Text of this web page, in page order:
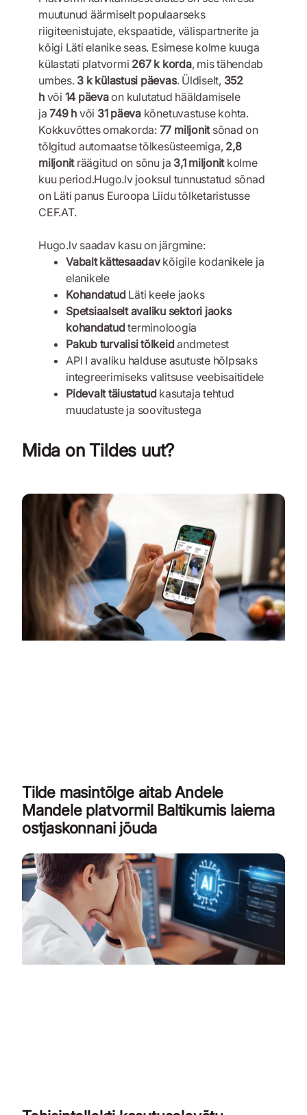
muutunud äärmiselt populaarseks
riigiteenistujate, ekspaatide, välispartnerite ja
kõigi Läti elanike seas. Esimese kolme kuuga
külastati platvormi 267 k korda, mis tähendab
umbes. 3 k külastusi päevas. Üldiselt, 352
h või 14 päevaon kulutatud hääldamisele
ja749 h või 31 päeva kõnetuvastuse kohta.
Kokkuvõttes omakorda: 77 miljonitsõnad on
tõlgitud automaatse tõlkesüsteemiga, 2,8
miljoniträägitud on sõnu ja 3,1 miljonitkolme
kuu period.Hugo.lv jooksul tunnustatud sõnad
on Läti panus Euroopa Liidu tõlketaristusse
CEF.AT.
Hugo.lv saadav kasu on järgmine:
Vabalt kättesaadav kõigile kodanikele ja
elanikele
Kohandatud Läti keele jaoks
Spetsiaalselt avaliku sektori jaoks
kohandatudterminoloogia
Pakub turvalisi tõlkeidandmetest
API I avaliku halduse asutuste hõlpsaks
integreerimiseks valitsuse veebisaitidele
Pidevalt täiustatud kasutaja tehtud
muudatuste ja soovitustega
Mida on Tildes uut?
Tilde masintõlge aitab Andele
Mandele platvormil Baltikumis laiema
ostjaskonnani jõuda